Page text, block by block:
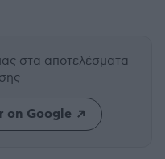
στα αποτελέσματα
on Google